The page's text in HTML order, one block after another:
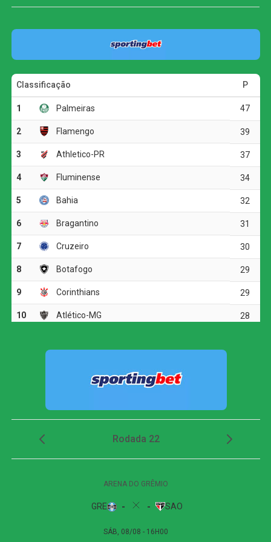
A primeira etapa foi marcada pelo equilíbrio e pela forte
disputa física. As duas equipes encontraram dificuldades
para construir jogadas ofensivas, e as chances claras
foram raras.
A melhor oportunidade antes do intervalo foi do
Corinthians. Aos 23 minutos, Allan fez um cruzamento
preciso para Matheuzinho, que cabeceou com força, mas
O ritmo aumentou no segundo tempo, e o Corinthians
voltou a ameaçar aos 20 minutos. Matheuzinho recuperou
a bola no meio-campo e acionou Yuri Alberto. O atacante
dominou, girou diante da marcação e finalizou com
potência da entrada da área, obrigando Santos a fazer
outra grande intervenção.
Dois minutos mais tarde, Yuri Alberto recebeu um
cobrança de escanteio. Gilberto desviou a bola na
finalização, porém, explodiu no travessão e quase
pouca efetividade ofensiva apresentada durante a
Próximos jogos